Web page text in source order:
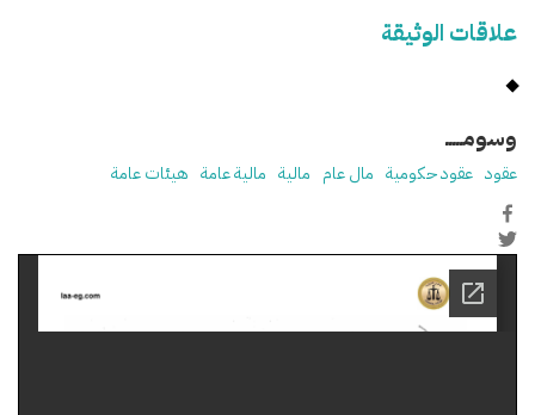
علاقات الوثيقة
وسومـــــ
عقود عقود حكومية مال عام مالية مالية عامة هيئات عامة